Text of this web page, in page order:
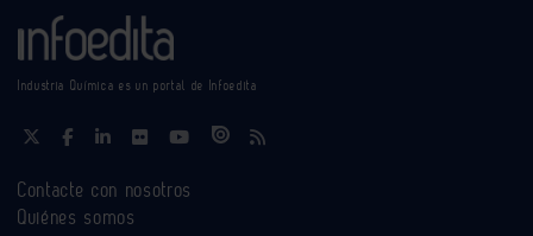
Industria Química es un portal de Infoedita
Contacte con nosotros
Quiénes somos